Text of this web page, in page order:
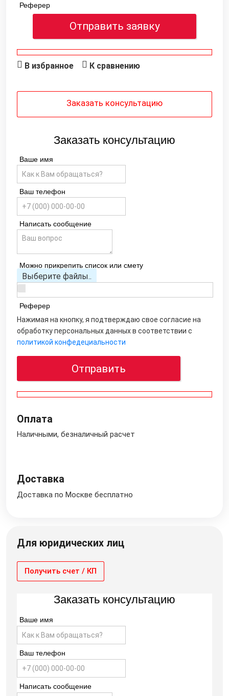
Реферер
Отправить заявку
В избранное К сравнению
Заказать консультацию
Заказать консультацию
Ваше имя
Ваш телефон
Написать сообщение
Можно прикрепить список или смету
Выберите файлы..
Реферер
Нажимая на кнопку, я подтверждаю свое согласие на
обработку персональных данных в соответствии с
политикой конфедециальности
Отправить
Оплата
Наличными, безналичный расчет
Доставка
Доставка по Москве бесплатно
Для юридических лиц
Получить счет / КП
Заказать консультацию
Ваше имя
Ваш телефон
Написать сообщение